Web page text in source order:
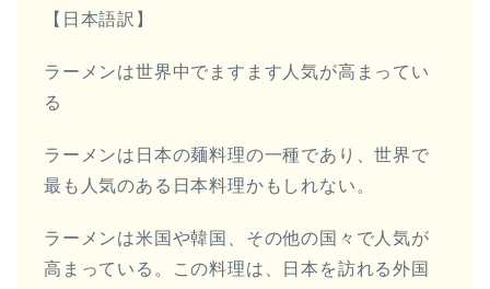
ー
ー
【日本語訳】
ラーメンは世界中でますます人気が高まってい
る
ラーメンは日本の麺料理の一種であり、世界で
最も人気のある日本料理かもしれない。
ラーメンは米国や韓国、その他の国々で人気が
高まっている。この料理は、日本を訪れる外国